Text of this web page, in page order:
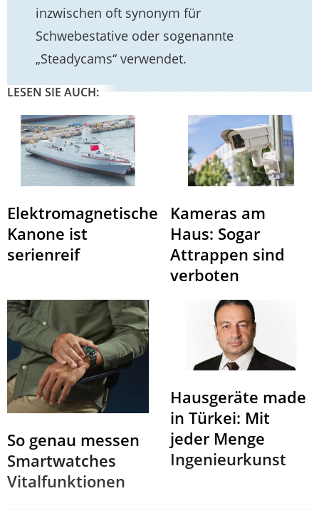
inzwischen oft synonym für
Schwebestative oder sogenannte
„Steadycams“ verwendet.
LESEN SIE AUCH:
Elektromagnetische
Kanone ist
serienreif
Kameras am
Haus: Sogar
Attrappen sind
verboten
So genau messen
Smartwatches
Vitalfunktionen
Hausgeräte made
in Türkei: Mit
jeder Menge
Ingenieurkunst